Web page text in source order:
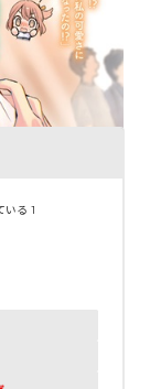
いる 1